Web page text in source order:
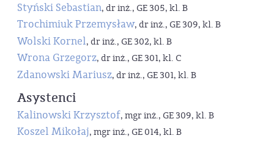
Styński Sebastian, dr inż., GE 305, kl. B
Trochimiuk Przemysław, dr inż., GE 309, kl. B
Wolski Kornel, dr inż., GE 302, kl. B
Wrona Grzegorz, dr inż., GE 301, kl. C
Zdanowski Mariusz, dr inż., GE 301, kl. B
Asystenci
Kalinowski Krzysztof, mgr inż., GE 309, kl. B
Koszel Mikołaj, mgr inż., GE 014, kl. B